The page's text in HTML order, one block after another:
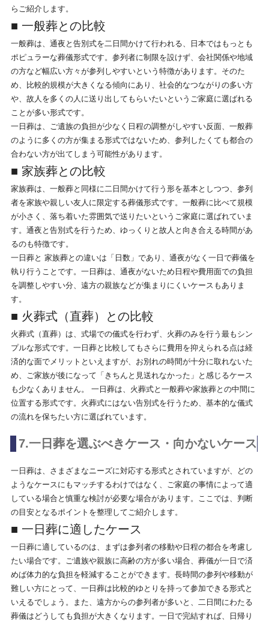
らご紹介します。
■ 一般葬との比較
一般葬は、通夜と告別式を二日間かけて行われる、日本ではもっとも
ポピュラーな葬儀形式です。参列者に制限を設けず、会社関係や地域
の方など幅広い方々が参列しやすいという特徴があります。そのた
め、比較的規模が大きくなる傾向にあり、社会的なつながりの多い方
や、故人を多くの人に送り出してもらいたいというご家庭に選ばれる
ことが多い形式です。
一日葬は、ご遺族の負担が少なく日程の調整がしやすい反面、一般葬
のように多くの方が集まる形式ではないため、参列したくても都合の
合わない方が出てしまう可能性があります。
■ 家族葬との比較
家族葬は、一般葬と同様に二日間かけて行う形を基本としつつ、参列
者を家族や親しい友人に限定する葬儀形式です。一般葬に比べて規模
が小さく、落ち着いた雰囲気で送りたいというご家庭に選ばれていま
す。通夜と告別式を行うため、ゆっくりと故人と向き合える時間があ
るのも特徴です。
一日葬と 家族葬との違いは「日数」であり、通夜がなく一日で葬儀を
執り行うことです。一日葬は、通夜がないため日程や費用面での負担
を調整しやすい分、遠方の親族などが集まりにくいケースもありま
す。
■ 火葬式（直葬）との比較
火葬式（直葬）は、式場での儀式を行わず、火葬のみを行う最もシン
プルな形式です。一日葬と比較してもさらに費用を抑えられる点は経
済的な面でメリットといえますが、お別れの時間が十分に取れないた
め、ご家族が後になって「きちんと見送れなかった」と感じるケース
も少なくありません。 一日葬は、火葬式と一般葬や家族葬との中間に
位置する形式です。火葬式にはない告別式を行うため、基本的な儀式
の流れを保ちたい方に選ばれています。
7.一日葬を選ぶべきケース・向かないケース
一日葬は、さまざまなニーズに対応する形式とされていますが、どの
ようなケースにもマッチするわけではなく、ご家庭の事情によって適
している場合と慎重な検討が必要な場合があります。ここでは、判断
の目安となるポイントを整理してご紹介します。
■ 一日葬に適したケース
一日葬に適しているのは、まずは参列者の移動や日程の都合を考慮し
たい場合です。ご遺族や親族に高齢の方が多い場合、葬儀が一日で済
めば体力的な負担を軽減することができます。長時間の参列や移動が
難しい方にとって、一日葬は比較的ゆとりを持って参加できる形式と
いえるでしょう。また、遠方からの参列者が多いと、二日間にわたる
葬儀はどうしても負担が大きくなります。一日で完結すれば、日帰り